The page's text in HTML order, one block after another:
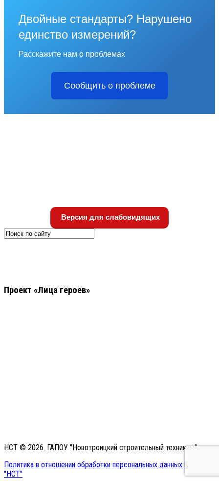
Двойные стандарты? Нарушено
единство измерений?
Расскажите нам о проблемах
Сообщить о проблеме
Версия для слабовидящих
Проект «Лица героев»
НСТ © 2026. ГАПОУ "Новотроицкий строительный техникум"
Политика в отношении обработки персональных данных в ГАПОУ
"НСТ"